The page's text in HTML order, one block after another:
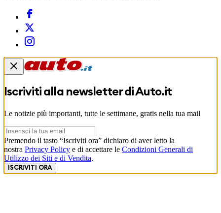
Iscriviti alla newsletter diAuto.it
Le notizie più importanti, tutte le settimane, gratis nella tua mail
Premendo il tasto “Iscriviti ora” dichiaro di aver letto la
nostra Privacy Policy e di accettare le Condizioni Generali di
Utilizzo dei Siti e di Vendita.
ISCRIVITI ORA